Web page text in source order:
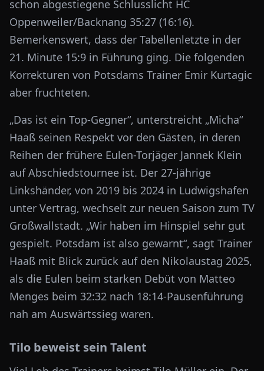
schon abgestiegene Schlusslicht HC
Oppenweiler/Backnang 35:27 (16:16).
Bemerkenswert, dass der Tabellenletzte in der
21. Minute 15:9 in Führung ging. Die folgenden
Korrekturen von Potsdams Trainer Emir Kurtagic
aber fruchteten.
„Das ist ein Top-Gegner“, unterstreicht „Micha“
Haaß seinen Respekt vor den Gästen, in deren
Reihen der frühere Eulen-Torjäger Jannek Klein
auf Abschiedstournee ist. Der 27-jährige
Linkshänder, von 2019 bis 2024 in Ludwigshafen
unter Vertrag, wechselt zur neuen Saison zum TV
Großwallstadt. „Wir haben im Hinspiel sehr gut
gespielt. Potsdam ist also gewarnt“, sagt Trainer
Haaß mit Blick zurück auf den Nikolaustag 2025,
als die Eulen beim starken Debüt von Matteo
Menges beim 32:32 nach 18:14-Pausenführung
nah am Auswärtssieg waren.
Tilo beweist sein Talent